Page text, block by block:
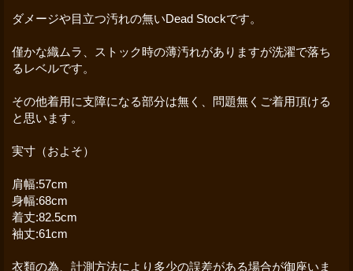
ダメージや目立つ汚れの無いDead Stockです。
僅かな織ムラ、ストック時の薄汚れがありますが洗濯で落ち
るレベルです。
その他着用に支障になる部分は無く、問題無くご着用頂ける
と思います。
実寸（およそ）
肩幅:57cm
身幅:68cm
着丈:82.5cm
袖丈:61cm
衣類の為、計測方法により多少の誤差がある場合が御座いま